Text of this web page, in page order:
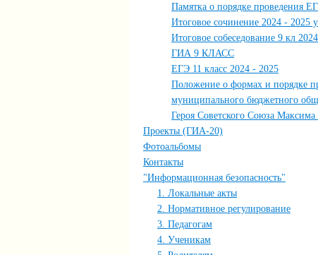
Памятка о порядке проведения
Итоговое сочинение 2024 - 2025
Итоговое собеседование 9 кл
ГИА 9 КЛАСС
ЕГЭ 11 класс 2024 - 2025
Положение о формах и порядке
муниципального бюджетного
Героя Советского Союза
Проекты (ГИА-20)
Фотоальбомы
Контакты
"Информационная безопасность"
1. Локальные акты
2. Нормативное регулирование
3. Педагогам
4. Ученикам